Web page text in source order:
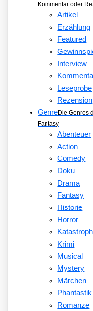
Kommentar oder
Artikel
Erzählung
Featured
Interview
Leseprobe
Rezension
GenreDie Genres
Fantasy
Abenteuer
Action
Comedy
Doku
Drama
Fantasy
Historie
Horror
Krimi
Musical
Mystery
Märchen
Phantastik
Romanze